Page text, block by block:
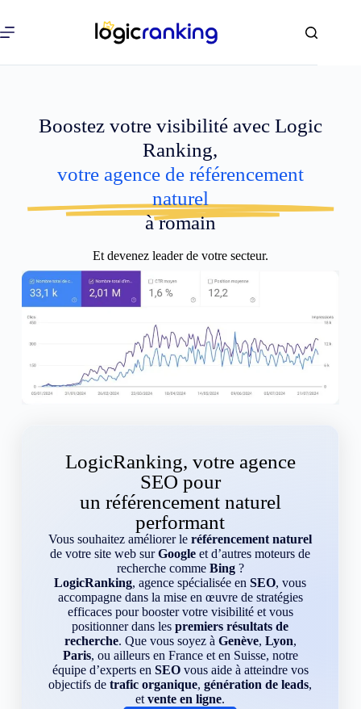
Boostez votre visibilité avec Logic
Ranking,
votre agence de référencement
naturel
à romain
Et devenez leader de votre secteur.
LogicRanking, votre agence
SEO pour
un référencement naturel
performant
Vous souhaitez améliorer leréférencement naturel
de votre site web surGoogle et d’autres moteurs de
recherche comme Bing?
LogicRanking, agence spécialisée enSEO, vous
accompagne dans la mise en œuvre de stratégies
efficaces pour booster votre visibilité et vous
positionner dans lespremiers résultats de
recherche. Que vous soyez à Genève, Lyon,
Paris, ou ailleurs en France et en Suisse, notre
équipe d’experts en SEOvous aide à atteindre vos
objectifs detrafic organique,génération de leads,
etvente en ligne.